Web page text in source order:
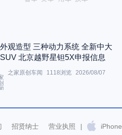
观造型 三种动力系统 全新中大
北京越野星钽5X申报信息
之家原创车闻 1118浏览 2026/08/07
招贤纳士 营业执照 |